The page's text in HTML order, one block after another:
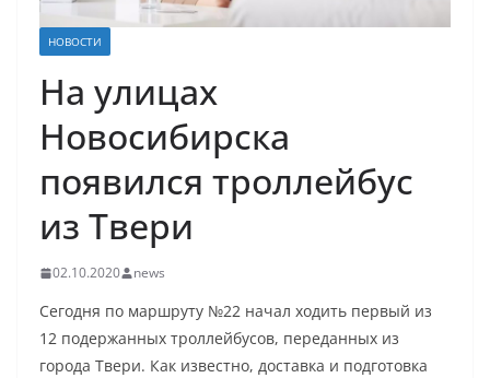
НОВОСТИ
На улицах
Новосибирска
появился троллейбус
из Твери
02.10.2020 news
Сегодня по маршруту №22 начал ходить первый из
12 подержанных троллейбусов, переданных из
города Твери. Как известно, доставка и подготовка